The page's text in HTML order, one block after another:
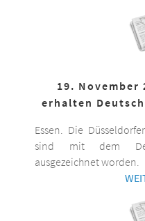
19. November
erhalten
Essen. Die
sind mit dem
ausgezeichnet worden.